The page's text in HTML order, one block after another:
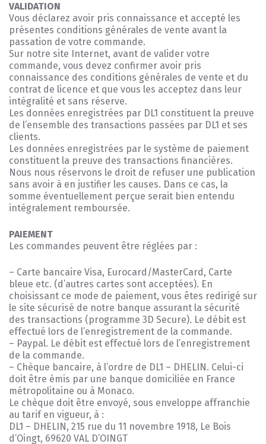
VALIDATION
Vous déclarez avoir pris connaissance et accepté les
présentes conditions générales de vente avant la
passation de votre commande.
Sur notre site Internet, avant de valider votre
commande, vous devez confirmer avoir pris
connaissance des conditions générales de vente et du
contrat de licence et que vous les acceptez dans leur
intégralité et sans réserve.
Les données enregistrées par DL1 constituent la preuve
de l’ensemble des transactions passées par DL1 et ses
clients.
Les données enregistrées par le système de paiement
constituent la preuve des transactions financières.
Nous nous réservons le droit de refuser une publication
sans avoir à en justifier les causes. Dans ce cas, la
somme éventuellement perçue serait bien entendu
intégralement remboursée.
PAIEMENT
Les commandes peuvent être réglées par :
– Carte bancaire Visa, Eurocard/MasterCard, Carte
bleue etc. (d’autres cartes sont acceptées). En
choisissant ce mode de paiement, vous êtes redirigé sur
le site sécurisé de notre banque assurant la sécurité
des transactions (programme 3D Secure). Le débit est
effectué lors de l’enregistrement de la commande.
– Paypal. Le débit est effectué lors de l’enregistrement
de la commande.
– Chèque bancaire, à l’ordre de DL1 – DHELIN. Celui-ci
doit être émis par une banque domiciliée en France
métropolitaine ou à Monaco.
Le chèque doit être envoyé, sous enveloppe affranchie
au tarif en vigueur, à :
DL1 – DHELIN, 215 rue du 11 novembre 1918, Le Bois
d’Oingt, 69620 VAL D’OINGT